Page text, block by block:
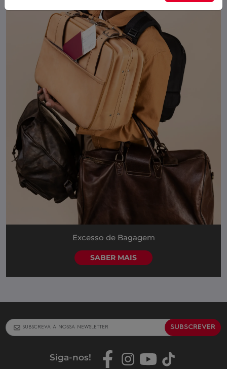
Excesso de Bagagem
SABER MAIS
SUBSCREVER
Siga-nos!